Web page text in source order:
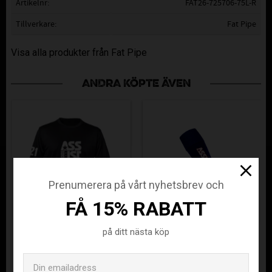
Artikelnr
FAT26-725706-75L-R
Tillverkare
Fat Pipe
Visa alla produkter från Fat Pipe
ANDRA KÖPTE ÄVEN
FUNCTIONAL
ASSIST
Prenumerera på vårt nyhetsbrev och
FÅ 15% RABATT
på ditt nästa köp